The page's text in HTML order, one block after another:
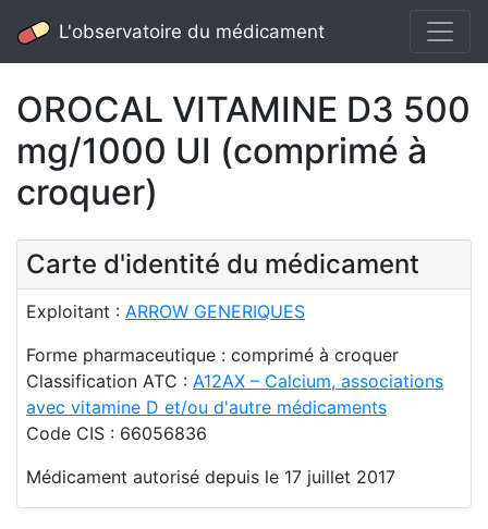
L'observatoire du médicament
OROCAL VITAMINE D3 500
mg/1000 UI (comprimé à
croquer)
Carte d'identité du médicament
Exploitant : ARROW GENERIQUES
Forme pharmaceutique : comprimé à croquer
Classification ATC : A12AX – Calcium, associations
avec vitamine D et/ou d'autre médicaments
Code CIS : 66056836
Médicament autorisé depuis le 17 juillet 2017